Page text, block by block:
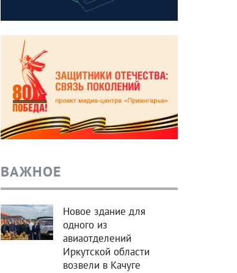
ВАЖНОЕ
Новое здание для
одного из
авиаотделений
Иркутской области
возвели в Качуге